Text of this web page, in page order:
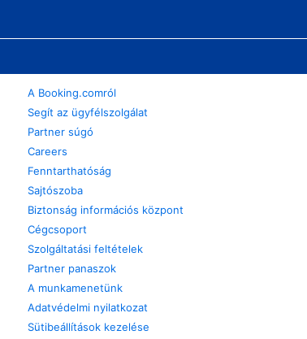
A Booking.comról
Segít az ügyfélszolgálat
Partner súgó
Careers
Fenntarthatóság
Sajtószoba
Biztonság információs központ
Cégcsoport
Szolgáltatási feltételek
Partner panaszok
A munkamenetünk
Adatvédelmi nyilatkozat
Sütibeállítások kezelése